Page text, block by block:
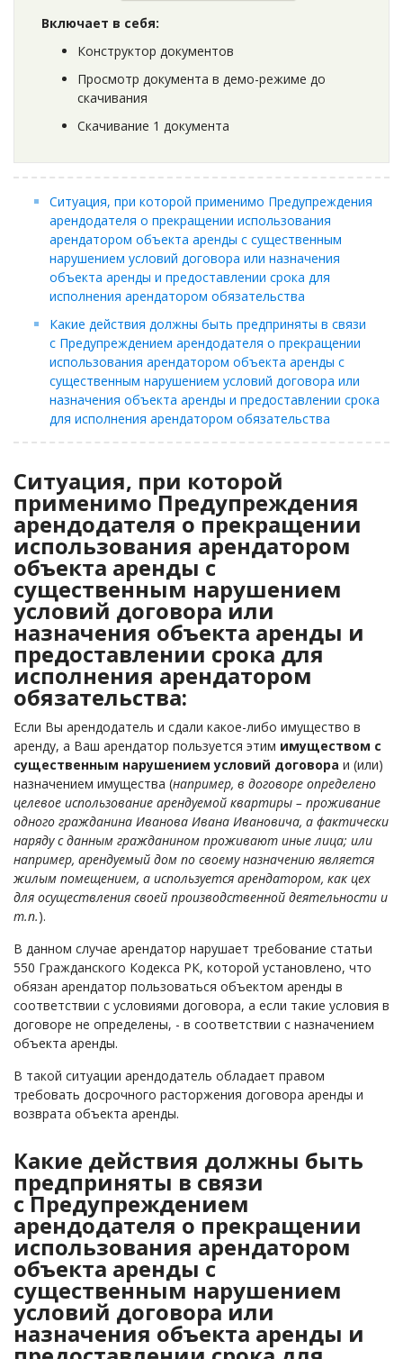
Включает в себя:
Конструктор документов
Просмотр документа в демо-режиме до
скачивания
Скачивание 1 документа
Ситуация, при которой применимо Предупреждения
арендодателя о прекращении использования
арендатором объекта аренды с существенным
нарушением условий договора или назначения
объекта аренды и предоставлении срока для
исполнения арендатором обязательства
Какие действия должны быть предприняты в связи
с Предупреждением арендодателя о прекращении
использования арендатором объекта аренды с
существенным нарушением условий договора или
назначения объекта аренды и предоставлении срока
для исполнения арендатором обязательства
Ситуация, при которой
применимо Предупреждения
арендодателя о прекращении
использования арендатором
объекта аренды с
существенным нарушением
условий договора или
назначения объекта аренды и
предоставлении срока для
исполнения арендатором
обязательства:
Если Вы арендодатель и сдали какое-либо имущество в
аренду, а Ваш арендатор пользуется этим имуществом с
существенным нарушением условий договора и (или)
назначением имущества (например, в договоре определено
целевое использование арендуемой квартиры – проживание
одного гражданина Иванова Ивана Ивановича, а фактически
наряду с данным гражданином проживают иные лица; или
например, арендуемый дом по своему назначению является
жилым помещением, а используется арендатором, как цех
для осуществления своей производственной деятельности и
т.п.).
В данном случае арендатор нарушает требование статьи
550 Гражданского Кодекса РК, которой установлено, что
обязан арендатор пользоваться объектом аренды в
соответствии с условиями договора, а если такие условия в
договоре не определены, - в соответствии с назначением
объекта аренды.
В такой ситуации арендодатель обладает правом
требовать досрочного расторжения договора аренды и
возврата объекта аренды.
Какие действия должны быть
предприняты в связи
с Предупреждением
арендодателя о прекращении
использования арендатором
объекта аренды с
существенным нарушением
условий договора или
назначения объекта аренды и